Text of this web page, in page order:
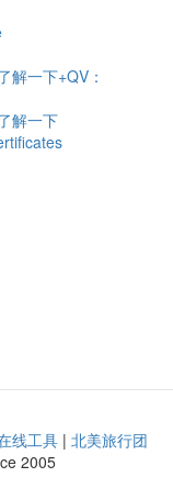
解一下+QV：
解一下
线工具 | 北美旅行团
2005